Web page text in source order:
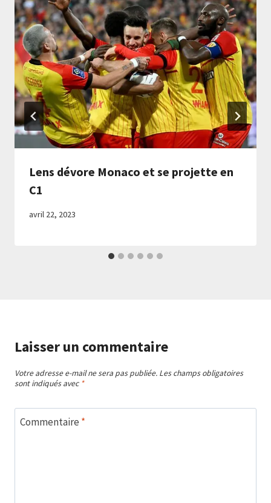
Lens dévore Monaco et se projette en
C1
avril 22, 2023
Laisser un commentaire
Votre adresse e-mail ne sera pas publiée. Les champs obligatoires
sont indiqués avec *
Commentaire *